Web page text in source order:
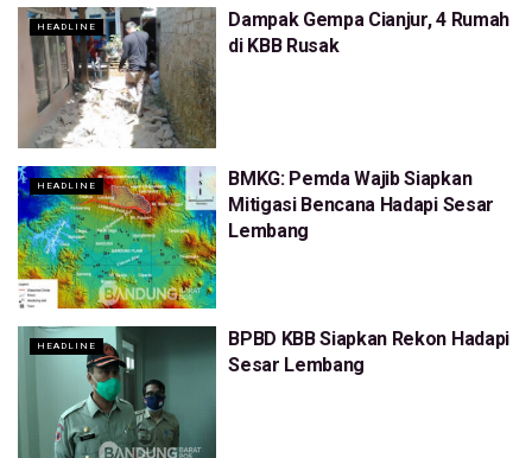
HEADLINE
Dampak Gempa Cianjur, 4 Rumah
di KBB Rusak
HEADLINE
BMKG: Pemda Wajib Siapkan
Mitigasi Bencana Hadapi Sesar
Lembang
HEADLINE
BPBD KBB Siapkan Rekon Hadapi
Sesar Lembang